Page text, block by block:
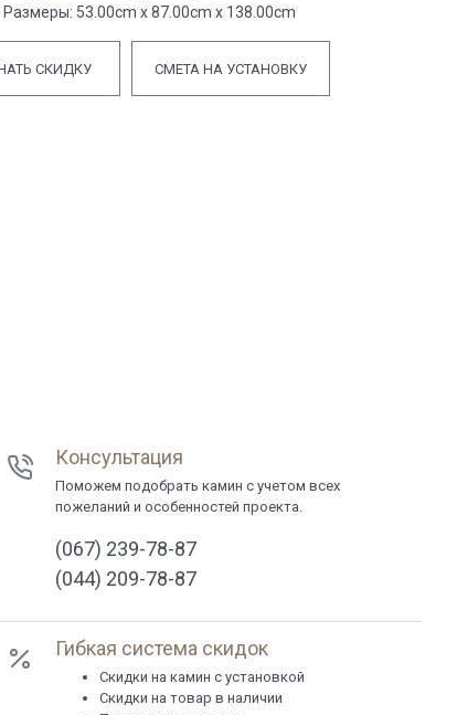
Размеры: 53.00cm x 87.00cm x 138.00cm
СКИДКУ СМЕТА НА УСТАНОВКУ
Консультация
Поможем подобрать камин с учетом всех
пожеланий и особенностей проекта.
(067) 239-78-87
(044) 209-78-87
Гибкая система скидок
Cкидки на камин с установкой
Скидки на товар в наличии